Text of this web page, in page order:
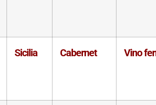
Sicilia Cabernet Vino